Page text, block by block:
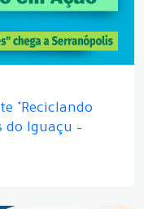
"Reciclando
do Iguaçu –